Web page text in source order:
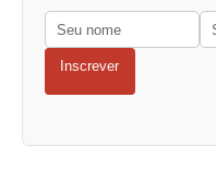
Inscrever